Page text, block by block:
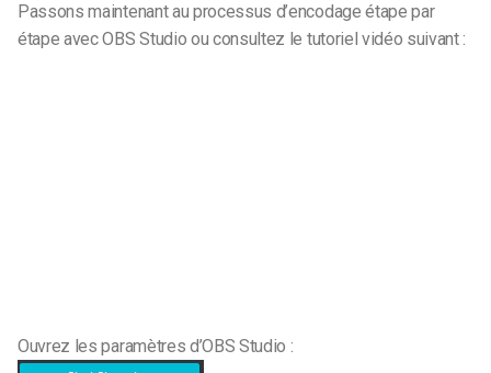
Passons maintenant au processus d’encodage étape par
étape avec OBS Studio ou consultez le tutoriel vidéo suivant :
Ouvrez les paramètres d’OBS Studio :